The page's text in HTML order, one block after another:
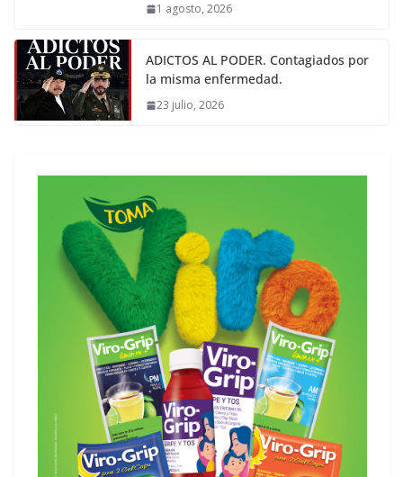
1 agosto, 2026
ADICTOS AL PODER. Contagiados por
la misma enfermedad.
23 julio, 2026